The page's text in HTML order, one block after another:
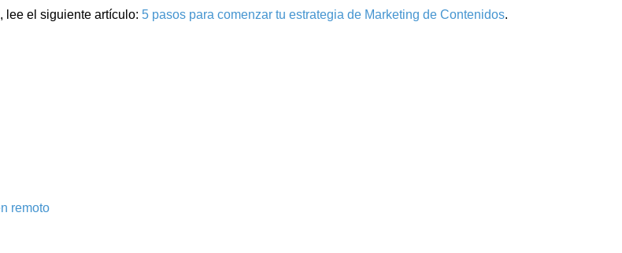
lee el siguiente artículo: 5 pasos para comenzar tu estrategia de Marketing de Contenidos.
remoto